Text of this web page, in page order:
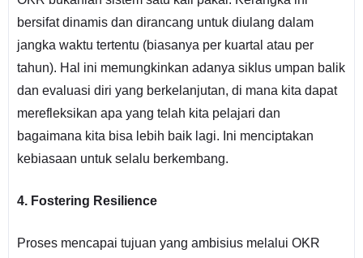
bersifat dinamis dan dirancang untuk diulang dalam
jangka waktu tertentu (biasanya per kuartal atau per
tahun). Hal ini memungkinkan adanya siklus umpan balik
dan evaluasi diri yang berkelanjutan, di mana kita dapat
merefleksikan apa yang telah kita pelajari dan
bagaimana kita bisa lebih baik lagi. Ini menciptakan
kebiasaan untuk selalu berkembang.
4. Fostering Resilience
Proses mencapai tujuan yang ambisius melalui OKR